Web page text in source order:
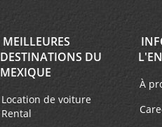
MEILLEURES
DESTINATIONS DU
MEXIQUE
Location de voiture
Rental
À